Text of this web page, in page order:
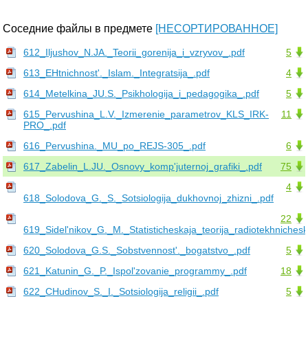
Соседние файлы в предмете [НЕСОРТИРОВАННОЕ]
5
612_Iljushov_N.JA._Teorii_gorenija_i_vzryvov_.pdf
4
613_EHtnichnost'._Islam._Integratsija_.pdf
5
614_Metelkina_JU.S._Psikhologija_i_pedagogika_.pdf
11
615_Pervushina_L.V._Izmerenie_parametrov_KLS_IRK-
PRO_.pdf
6
616_Pervushina._MU_po_REJS-305_.pdf
75
617_Zabelin_L.JU._Osnovy_komp'juternoj_grafiki_.pdf
4
618_Solodova_G._S._Sotsiologija_dukhovnoj_zhizni_.pdf
22
5
620_Solodova_G.S._Sobstvennost'._bogatstvo_.pdf
18
621_Katunin_G._P._Ispol'zovanie_programmy_.pdf
5
622_CHudinov_S._I._Sotsiologija_religii_.pdf